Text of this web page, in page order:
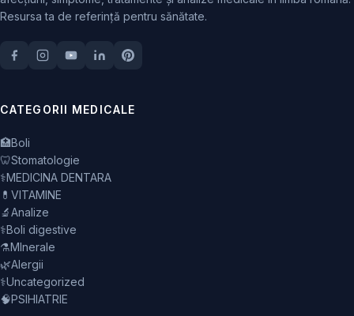
Resursa ta de referință pentru sănătate.
CATEGORII MEDICALE
🏥Boli
🦷Stomatologie
⚕️MEDICINA DENTARA
💊 VITAMINE
🔬Analize
⚕️Boli digestive
⚗️MInerale
🌿Alergii
⚕️Uncategorized
🧠PSIHIATRIE